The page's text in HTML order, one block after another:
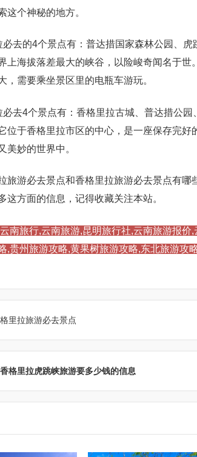
这个神秘的地方。
必去的4个景点有：普达措国家森林公园、
上海拔落差最大的峡谷，以险峻奇闻名于
，需要乘坐景区里的电瓶车游玩。
必去4个景点有：香格里拉古城、普达措公
位于香格里拉市区的中心，是一座保存完
美妙的世界中。
旅游必去景点和香格里拉旅游必去景点有
这方面的信息，记得收藏关注本站。
南旅行,云南旅游,昆明旅行社,云南旅游报
,贵州旅游攻略,黄果树旅游攻略,东北旅游攻
里拉旅游必去景点
香格里拉虎跳峡旅游要多少钱的信息